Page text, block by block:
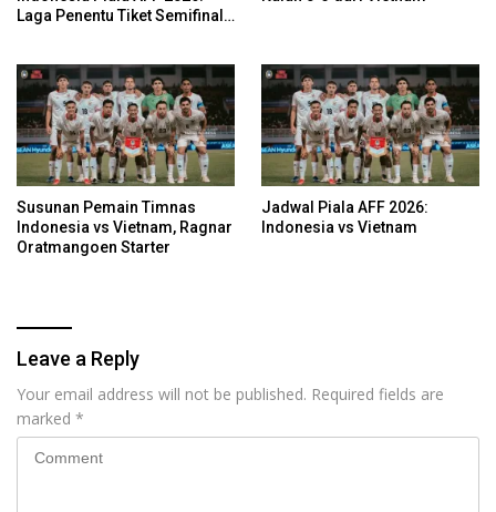
Laga Penentu Tiket Semifinal
Susunan Pemain Timnas
Indonesia vs Vietnam, Ragnar
Oratmangoen Starter
Jadwal Piala AFF 2026:
Indonesia vs Vietnam
Leave a Reply
Your email address will not be published. Required fields are
marked *